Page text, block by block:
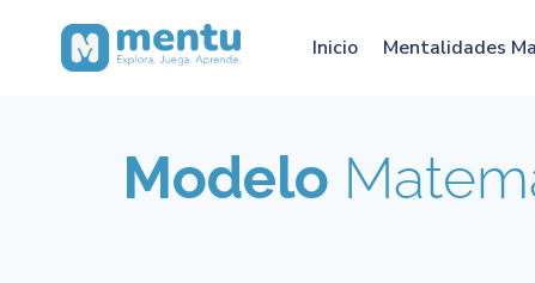
Inicio Mentalidades
Modelo